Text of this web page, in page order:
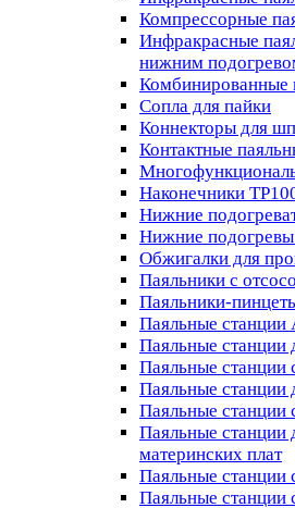
Компрессорные
Инфракрасные
нижним
Комбинированные
Сопла для пайки
Коннекторы для
Контактные
Наконечники
Нижние
Нижние
Обжигалки для
Паяльники с
Паяльники-
Паяльные станции
Паяльные станции
Паяльные
Паяльные станции
Паяльные станции
Паяльные станции
материнских плат
Паяльные станции
Паяльные станции